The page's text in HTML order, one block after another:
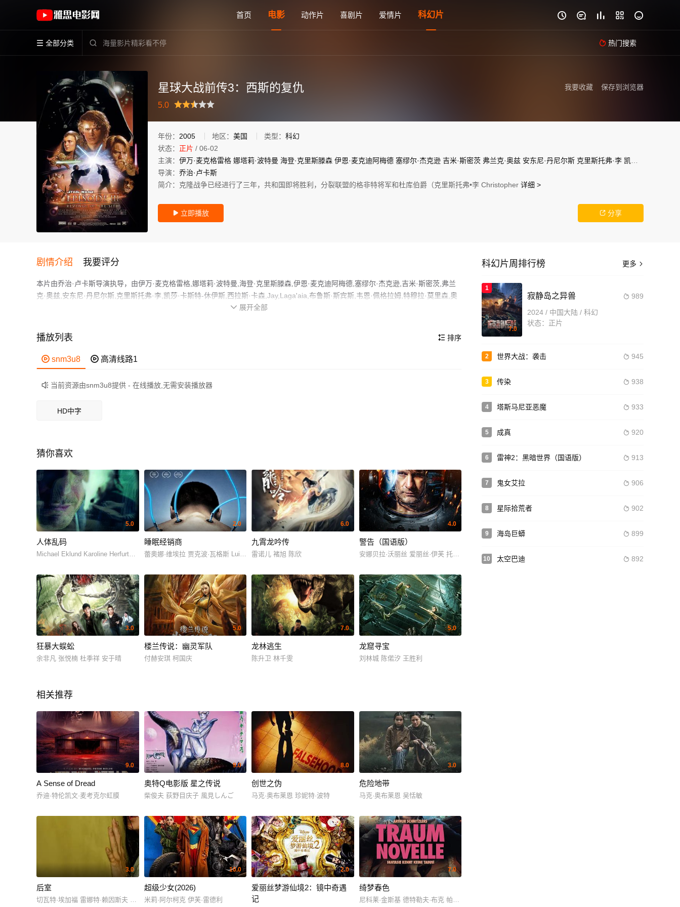
首页 电影 动作片 喜剧片 爱情片 科幻片     
 全部分类   热门搜索
《星球大战前传3：西斯的复仇》(2005)美国英语高清电影免费在线观看 - 雅思电影网
保存到浏览器
我要收藏
星球大战前传3：西斯的复仇
5.0
很差较差 推荐力荐
年份： 2005 地区： 美国 类型： 科幻
状态： 正片 / 06-02
主演： 伊万·麦克格雷格 娜塔莉·波特曼 海登·克里斯滕森 伊恩·麦克迪阿梅德 塞缪尔·杰克逊 吉米·斯密茨 弗兰克·奥兹 安东尼·丹尼尔斯 克里斯托弗·李 凯莎·卡斯特-休伊斯
导演： 乔治·卢卡斯
简介： 克隆战争已经进行了三年，共和国即将胜利，分裂联盟的格非特将军和杜库伯爵（克里斯托弗•李 Christopher 详细 >
 立即播放  分享
剧情介绍 我要评分
本片由乔治·卢卡斯导演执导，由伊万·麦克格雷格,娜塔莉·波特曼,海登·克里斯滕森,伊恩·麦克迪阿梅德,塞缪尔·杰克逊,吉米·斯密茨,弗兰
克·奥兹,安东尼·丹尼尔斯,克里斯托弗·李,凯莎·卡斯特-休伊斯,西拉斯·卡森,Jay,Laga'aia,布鲁斯·斯宾斯,韦恩·佩格拉姆,特穆拉·莫里森,奥
利弗·福德·戴维斯,阿梅德·贝斯特,杰米·布洛奇,肯尼·贝克,彼德·梅犹,乔尔·埃哲顿,邦妮·皮耶斯,艾米·爱伦,Graeme,Blundell,特丽莎·诺贝尔,
不已。
尔帕庭（伊恩·迈克蒂安米德Ian McDiarmid 饰）潜逃，绝地武士欧比-旺•肯诺比（伊万•麦克格雷格 Ewan McGregor 饰）和阿纳金（海
登·克里斯滕森 Hayden Christensen 饰）奉长老院命前去营救，阿纳金杀死杜库伯爵救出帕尔帕庭，但格非特将军逃匿。阿纳金梦见妻
子阿米达拉（娜塔丽·波特曼 Natalie Portman 饰）将死于难产，困惑中求助于帕尔帕庭，后者趁此机会离间阿纳金与绝地长老院。随着
阿纳金向帕尔帕庭的靠拢，一场针对绝地武士与其所捍卫之民主的阴谋逐渐展开。
作为一部 上映的科幻电影，在当期同类题材影片中具有一定的看点，在演员表现和剧情架构上也都有不错的亮点，剧情紧凑，角色塑造
鲜明，适合喜欢科幻类电影的观众观看。
 展开全部
 排序
播放列表
 snm3u8  高清线路1
 当前资源由snm3u8提供 - 在线播放,无需安装播放器
HD中字
猜你喜欢
5.0
人体乱码
Michael Eklund Karoline Herfurth Tómas Lemarquis
2.0
睡眠经销商
蕾奥娜·维埃拉 贾克波·瓦格斯 Luis Fernando Peña Marius Biegai 乔瓦娜·扎卡里亚斯
6.0
九霄龙吟传
雷诺儿 褚旭 陈欣
4.0
警告（国语版）
安娜贝拉·沃丽丝 爱丽丝·伊芙 托马斯·简 亚历克斯·帕蒂弗 鲁伯特·艾弗雷特 帕特里克·施瓦辛格 夏洛特·勒·
3.0
狂暴大蜈蚣
余非凡 张悦楠 杜季祥 安于晴
5.0
楼兰传说：幽灵军队
付赫安琪 柯国庆
7.0
龙林逃生
陈升卫 林千雯
5.0
龙窟寻宝
刘林城 陈偌汐 王胜利
相关推荐
9.0
A Sense of Dread
乔迪·特伦凯文·麦考克尔虹膜
9.0
奥特Q电影版 星之传说
柴俊夫 荻野目庆子 風見しんご
8.0
创世之伪
马克·奥布莱恩 珍妮特·波特
3.0
危险地带
马克·奥布莱恩 吴恬敏
3.0
后室
切瓦特·埃加福 雷娜特·赖因斯夫 芬恩·本尼特
10.0
超级少女(2026)
米莉·阿尔柯克 伊芙·雷德利
2.0
爱丽丝梦游仙境2：镜中奇遇
记
7.0
绮梦春色
尼科莱·金斯基 德特勒夫·布克 帕特里克·莫勒肯 Nike·Martens 布鲁诺·艾隆 Nicole·Nagel Laurine·Price
更多 
科幻片周排行榜
1
7.0
 989
寂静岛之异兽
2024 / 中国大陆 / 科幻
状态：正片
2  945
世界大战：袭击
3  938
传染
4  933
塔斯马尼亚恶魔
5  920
成真
6  913
雷神2：黑暗世界（国语版）
7  906
鬼女艾拉
8  902
星际拾荒者
9  899
海岛巨蟒
10  892
太空巴迪